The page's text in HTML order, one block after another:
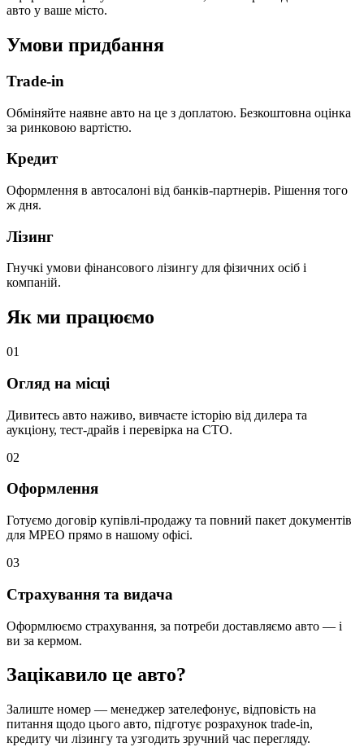
авто у ваше місто.
Умови придбання
Trade-in
Обміняйте наявне авто на це з доплатою. Безкоштовна оцінка
за ринковою вартістю.
Кредит
Оформлення в автосалоні від банків-партнерів. Рішення того
ж дня.
Лізинг
Гнучкі умови фінансового лізингу для фізичних осіб і
компаній.
Як ми працюємо
01
Огляд на місці
Дивитесь авто наживо, вивчаєте історію від дилера та
аукціону, тест-драйв і перевірка на СТО.
02
Оформлення
Готуємо договір купівлі-продажу та повний пакет документів
для МРЕО прямо в нашому офісі.
03
Страхування та видача
Оформлюємо страхування, за потреби доставляємо авто — і
ви за кермом.
Зацікавило це авто?
Залиште номер — менеджер зателефонує, відповість на
питання щодо цього авто, підготує розрахунок trade-in,
кредиту чи лізингу та узгодить зручний час перегляду.